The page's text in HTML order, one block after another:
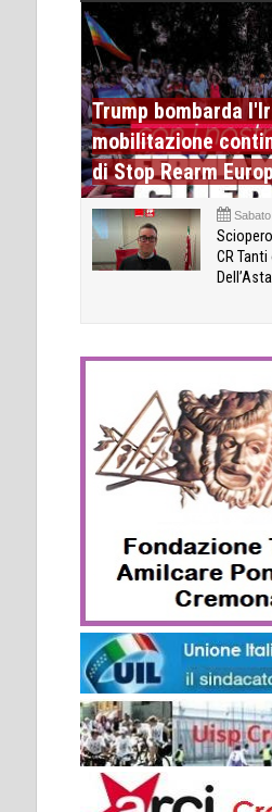
Trump bombarda
mobilitazione
di Stop Rearm
CR